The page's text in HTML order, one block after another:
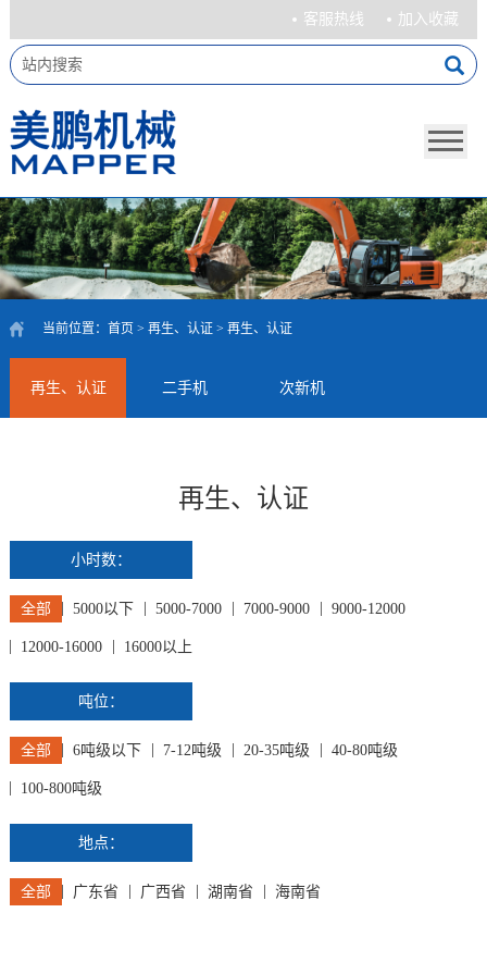
客服热线 加入收藏
当前位置： 首页 > 再生、认证 > 再生、认证
再生、认证 二手机 次新机
再生、认证
小时数：
全部 5000以下 5000-7000 7000-9000 9000-12000
12000-16000 16000以上
吨位：
全部 6吨级以下 7-12吨级 20-35吨级 40-80吨级
100-800吨级
地点：
全部 广东省 广西省 湖南省 海南省